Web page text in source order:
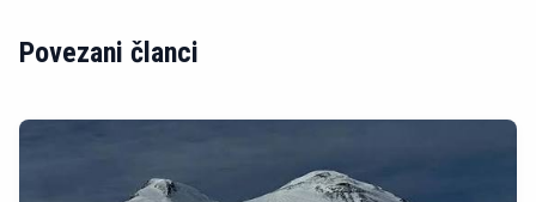
Povezani članci